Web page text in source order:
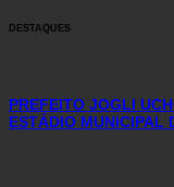
DESTAQUES
PREFEITO JOGLI
ESTÁDIO MUNICIPAL